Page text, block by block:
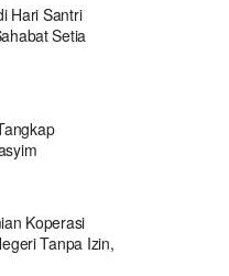
Hari Santri
Setia
Koperasi
Tanpa Izin,